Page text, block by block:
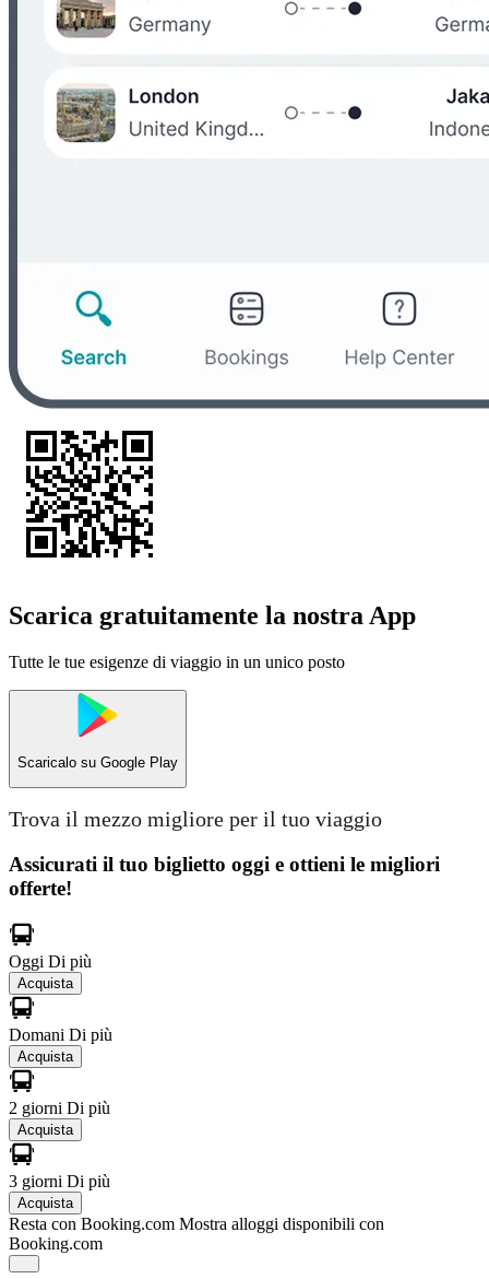
Scarica gratuitamente la nostra App
Tutte le tue esigenze di viaggio in un unico posto
Scaricalo su Google Play
Trova il mezzo migliore per il tuo viaggio
Assicurati il ​​tuo biglietto oggi e ottieni le migliori
offerte!
Oggi Di più
Acquista
Domani Di più
Acquista
2 giorni Di più
Acquista
3 giorni Di più
Acquista
Resta con Booking.com Mostra alloggi disponibili con
Booking.com